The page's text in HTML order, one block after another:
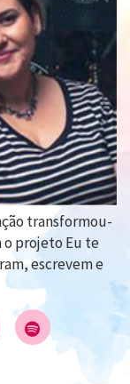
transformou-
o projeto Eu te
escrevem e